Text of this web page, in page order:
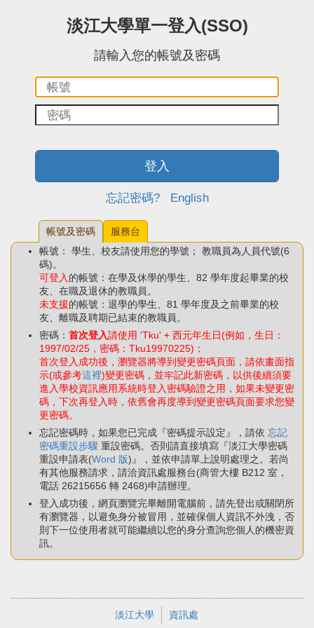
淡江大學單一登入(SSO)
請輸入您的帳號及密碼
碼：
登入
忘記密碼? English
帳號及密碼
服務台
帳號： 學生、校友請使用您的學號； 教職員為人員代號(6
碼)。
可登入 的帳號：在學及休學的學生、82 學年度起畢業的校
友、在職及退休的教職員。
未支援的帳號：退學的學生、81 學年度及之前畢業的校
友、離職及聘期已結束的教職員。
密碼： 首次登入請使用 'Tku' + 西元年生日(例如，生日：
1997/02/25，密碼：Tku19970225)；
首次登入成功後，瀏覽器將導到變更密碼頁面，請依畫面指
示(或參考這裡)變更密碼，並牢記此新密碼，以供後續須要
進入學校資訊應用系統時登入密碼驗證之用，如果未變更密
碼，下次再登入時，依舊會再度導到變更密碼頁面要求您變
更密碼。
忘記密碼時，如果您已完成『密碼提示設定』，請依 忘記
密碼重設步驟 重設密碼。否則請直接填寫『淡江大學密碼
重設申請表(Word 版)』，並依申請單上說明處理之。若尚
有其他服務請求，請洽資訊處服務台(商管大樓 B212 室，
電話 26215656 轉 2468)申請辦理。
登入成功後，網頁瀏覽完畢離開電腦前，請先登出或關閉所
有瀏覽器，以避免身分被冒用，並確保個人資訊不外洩，否
則下一位使用者就可能繼續以您的身分查詢您個人的機密資
訊。
淡江大學 資訊處